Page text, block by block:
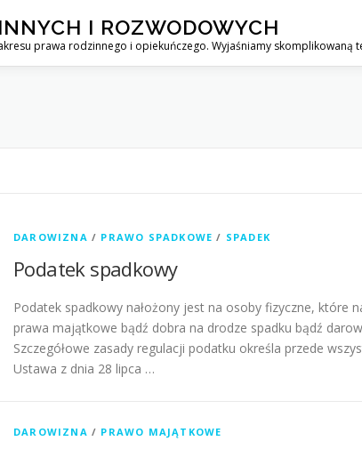
I ROZWODOWYCH
prawa rodzinnego i opiekuńczego. Wyjaśniamy
DAROWIZNA / PRAWO SPADKOWE / SPADEK
Podatek spadkowy
Podatek spadkowy nałożony jest na osoby fizyczne, które
prawa majątkowe bądź dobra na drodze spadku bądź
Szczegółowe zasady regulacji podatku określa przede
Ustawa z dnia 28 lipca …
DAROWIZNA / PRAWO MAJĄTKOWE